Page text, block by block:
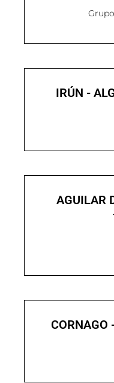
IRÚN -
AGUILAR
CORNAGO